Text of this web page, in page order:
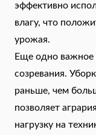
эффективно
влагу, что
урожая.
Еще одно важное
созревания.
раньше, чем
позволяет
нагрузку на